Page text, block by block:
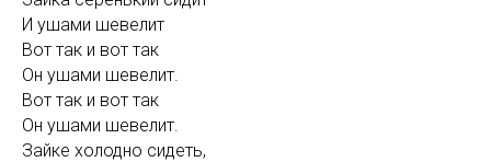
И ушами шевелит
Вот так и вот так
Он ушами шевелит.
Вот так и вот так
Он ушами шевелит.
Зайке холодно сидеть,